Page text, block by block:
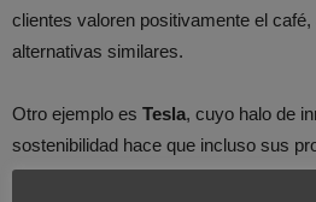
clientes valoren positivamente el
alternativas similares.
Otro ejemplo es Tesla, cuyo halo de
sostenibilidad hace que incluso sus
percibidos como superiores frente a